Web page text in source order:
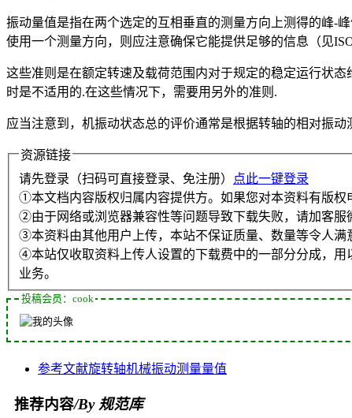
振动量值是指在两个选定的互相垂直的测量方向上测得的峰-
使用一个测量方向，则应注意确保它能提供足够的信息（见
这些准则是在额定转速及载荷范围内对于规定的稳定运行状
时是不适用的.在这些情况下，需要用另外的准则.
应当注意到，机振动状态总的评价通常是根据转轴的相对振
资源链接
请先登录（扫码可直接登录、免注册）
点此一键登录
①本文档内容版权归属内容提供方。如果您对本资料有版权
②由于网络或浏览器兼容性等问题导致下载失败，请加客服
③本资料由其他用户上传，本站不保证质量、数量等令人满
④本站仅收取资料上传人设置的下载费中的一部分分成，
业务。
投稿会员：cook
参考文献旋转轴机械振动测量量值
推荐内容/By 规范库